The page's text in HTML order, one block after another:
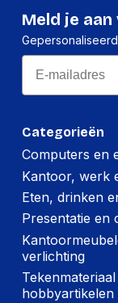
Categorieën
Computers en
Kantoor, werk
Eten, drinken
Presentatie en
verlichting
hobbyartikelen
Meld je
Email